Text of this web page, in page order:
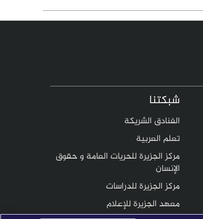
شبكتنا
الفنادق الشريكة
تعلم العربية
مركز الجزيرة للحريات العامة و حقوق
الإنسان
مركز الجزيرة للدراسات
معهد الجزيرة للإعلام